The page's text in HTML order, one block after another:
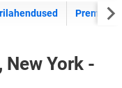
Premium
York -